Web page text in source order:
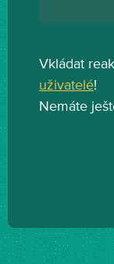
Vkládat
uživatelé!
Nemáte